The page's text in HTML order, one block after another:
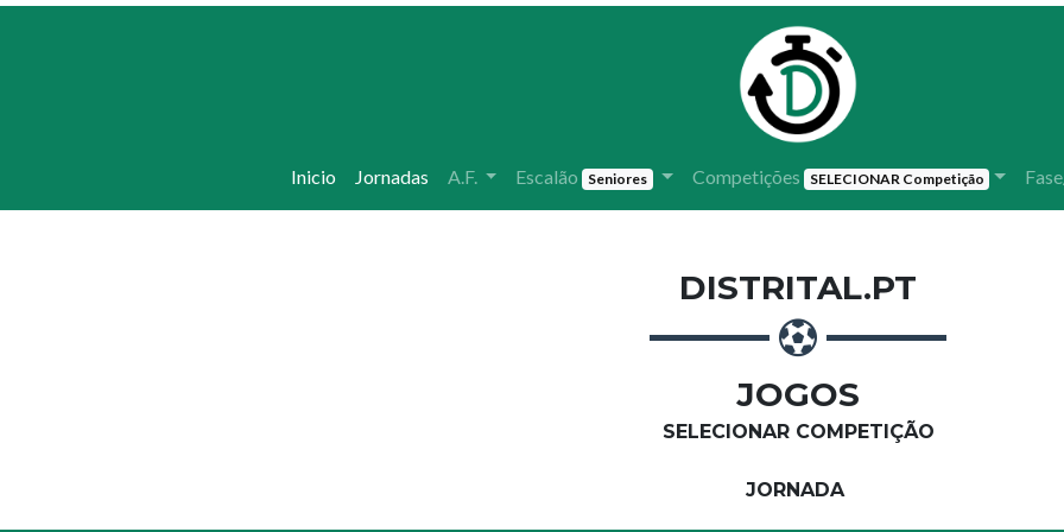
Inicio Jornadas A.F. Escalão Seniores Competições SELECIONAR Competição
DISTRITAL.PT
JOGOS
SELECIONAR COMPETIÇÃO
JORNADA